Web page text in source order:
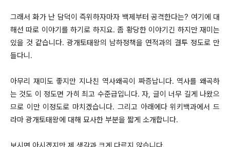
그래서 화가 난 담덕이 즉위하자마자 백제부터 공격한다는? 여기에 대
해선 따로 이야기를 하기로 하지요. 좀 황당한 이야기긴 하지만 재미는
있을 것 같습니다. 광개토태왕의 남하정책을 연적과의 결투 정도로 만
들다니.
아무리 재미도 좋지만 지나친 역사왜곡이 짜증납니다. 역사를 왜곡하
는 것도 이 정도면 가히 최고 수준급입니다. 자, 글이 너무 길게 나왔으
므로 이만 이정도로 마치겠습니다. 그리고 아래에다 위키백과에서 드
라마 광개토태왕에 대해 묘사한 부분을 짧게 소개합니다.